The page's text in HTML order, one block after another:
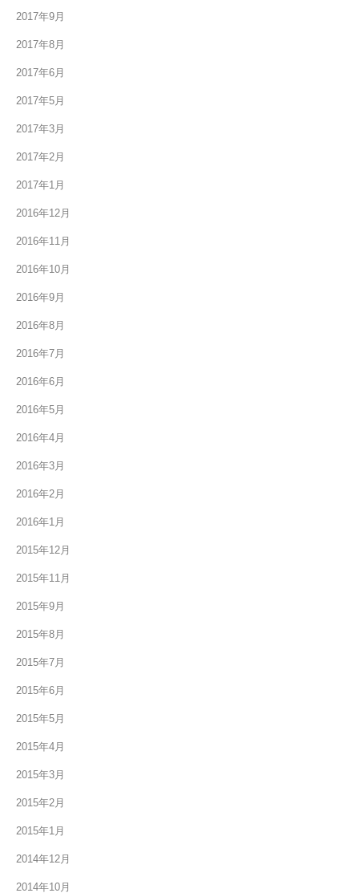
2017年9月
2017年8月
2017年6月
2017年5月
2017年3月
2017年2月
2017年1月
2016年12月
2016年11月
2016年10月
2016年9月
2016年8月
2016年7月
2016年6月
2016年5月
2016年4月
2016年3月
2016年2月
2016年1月
2015年12月
2015年11月
2015年9月
2015年8月
2015年7月
2015年6月
2015年5月
2015年4月
2015年3月
2015年2月
2015年1月
2014年12月
2014年10月